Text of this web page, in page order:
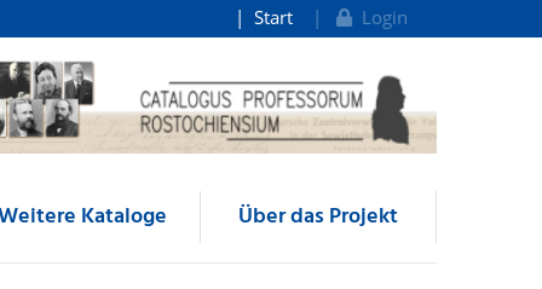
Start Login
Kataloge Über das Projekt